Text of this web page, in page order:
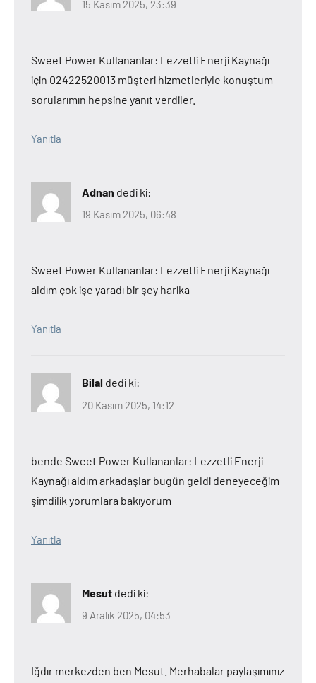
15 Kasım 2025, 23:39
Sweet Power Kullananlar: Lezzetli Enerji Kaynağı
için 02422520013 müşteri hizmetleriyle konuştum
sorularımın hepsine yanıt verdiler.
Yanıtla
Adnan dedi ki:
19 Kasım 2025, 06:48
Sweet Power Kullananlar: Lezzetli Enerji Kaynağı
aldım çok işe yaradı bir şey harika
Yanıtla
Bilal dedi ki:
20 Kasım 2025, 14:12
bende Sweet Power Kullananlar: Lezzetli Enerji
Kaynağı aldım arkadaşlar bugün geldi deneyeceğim
şimdilik yorumlara bakıyorum
Yanıtla
Mesut dedi ki:
9 Aralık 2025, 04:53
Iğdır merkezden ben Mesut. Merhabalar paylaşımınız